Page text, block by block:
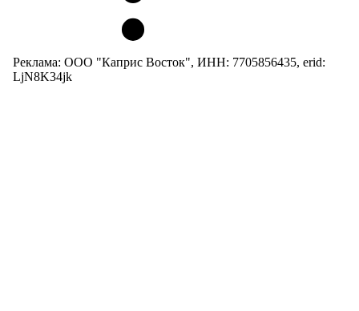
Реклама: ООО "Каприс Восток", ИНН: 7705856435, erid:
LjN8K34jk